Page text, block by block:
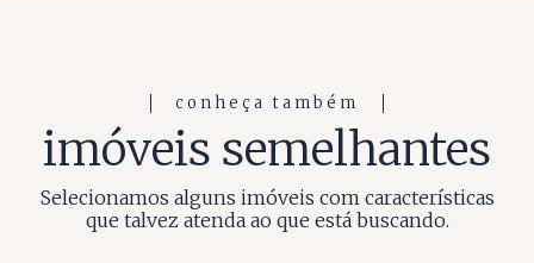
conheça também
imóveis semelhantes
Selecionamos alguns imóveis com características
que talvez atenda ao que está buscando.